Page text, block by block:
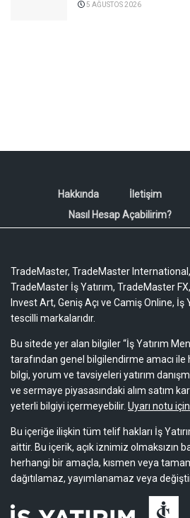
5 AĞUSTOS 2026
Hakkında İletişim
Nasıl Hesap Açabilirim?
TradeMaster, TradeMaster
TradeMaster İş Yatırım, TradeMaster
Invest Art, Geniş Açı ve Camiş Online, İş
tescilli markalarıdır.
Bu sitede yer alan bilgiler “İş Yatırım
tarafından genel bilgilendirme amacı ile
bilgi, yorum ve tavsiyeleri yatırım
ve sermaye piyasasındaki alım satım
yeterli bilgiyi içermeyebilir. Uyarı notu
Bu içeriğe ilişkin tüm telif hakları İş
aittir. Bu içerik, açık iznimiz olmaksızın
herhangi bir amaçla, kısmen veya
dağıtılamaz, yayımlanamaz veya